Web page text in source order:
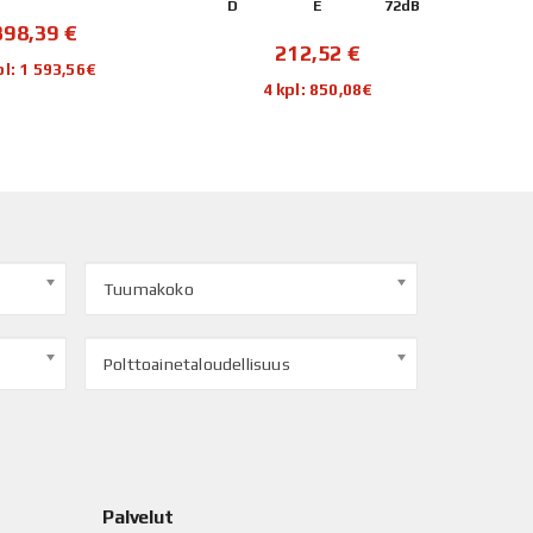
B D 73dB
443,74 €
4 kpl: 1 774,96€
Tuumakoko
Polttoainetaloudellisuus
Palvelut